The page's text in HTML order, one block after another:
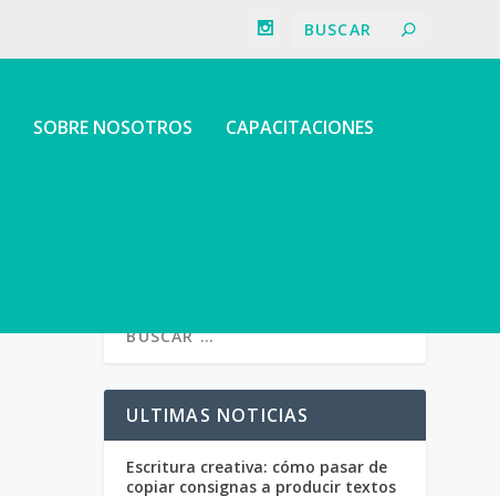
SOBRE NOSOTROS CAPACITACIONES
ULTIMAS NOTICIAS
Escritura creativa: cómo pasar de
copiar consignas a producir textos